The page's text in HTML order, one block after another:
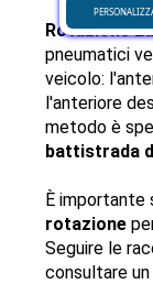
Rotazione
pneumatici
veicolo:
l'anteriore
metodo è
battistrada
È importante
rotazione
Seguire le
consultare